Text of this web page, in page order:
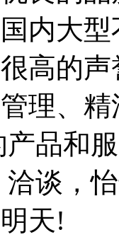
内大
高的声
理、
品和
谈，
天!